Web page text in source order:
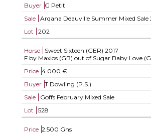
Buyer G Petit
Sale
Arqana Deauville Summer Mixed Sale
Lot
202
Horse Sweet Sixteen (GER) 2017
F by Maxios (GB) out of Sugar Baby Love
Price 4.000 €
Buyer T Dowling (P.S.)
Sale
Goffs February Mixed Sale
Lot
528
Price 2.500 Gns